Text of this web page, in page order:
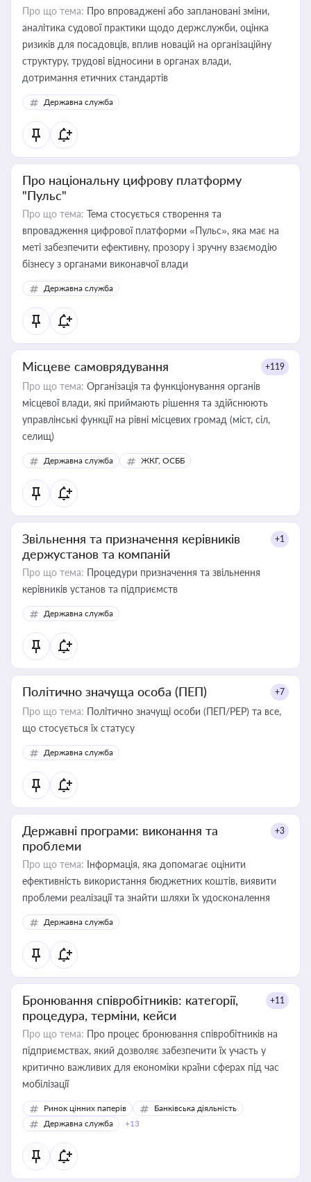
Про що тема: Про впроваджені або заплановані зміни,
аналітика судової практики щодо держслужби, оцінка
ризиків для посадовців, вплив новацій на організаційну
структуру, трудові відносини в органах влади,
дотримання етичних стандартів
Державна служба
Про національну цифрову платформу
"Пульс"
Про що тема: Тема стосується створення та
впровадження цифрової платформи «Пульс», яка має на
меті забезпечити ефективну, прозору і зручну взаємодію
бізнесу з органами виконавчої влади
Державна служба
Місцеве самоврядування +119
Про що тема: Організація та функціонування органів
місцевої влади, які приймають рішення та здійснюють
управлінські функції на рівні місцевих громад (міст, сіл,
селищ)
Державна служба ЖКГ, ОСББ
Звільнення та призначення керівників
держустанов та компаній
+1
Про що тема: Процедури призначення та звільнення
керівників установ та підприємств
Державна служба
Політично значуща особа (ПЕП) +7
Про що тема: Політично значущі особи (ПЕП/PEP) та все,
що стосується їх статусу
Державна служба
Державні програми: виконання та
проблеми
+3
Про що тема: Інформація, яка допомагає оцінити
ефективність використання бюджетних коштів, виявити
проблеми реалізації та знайти шляхи їх удосконалення
Державна служба
Бронювання співробітників: категорії,
процедура, терміни, кейси
+11
Про що тема: Про процес бронювання співробітників на
підприємствах, який дозволяє забезпечити їх участь у
критично важливих для економіки країни сферах під час
мобілізації
Ринок цінних паперів
Банківська діяльність
Державна служба
+13